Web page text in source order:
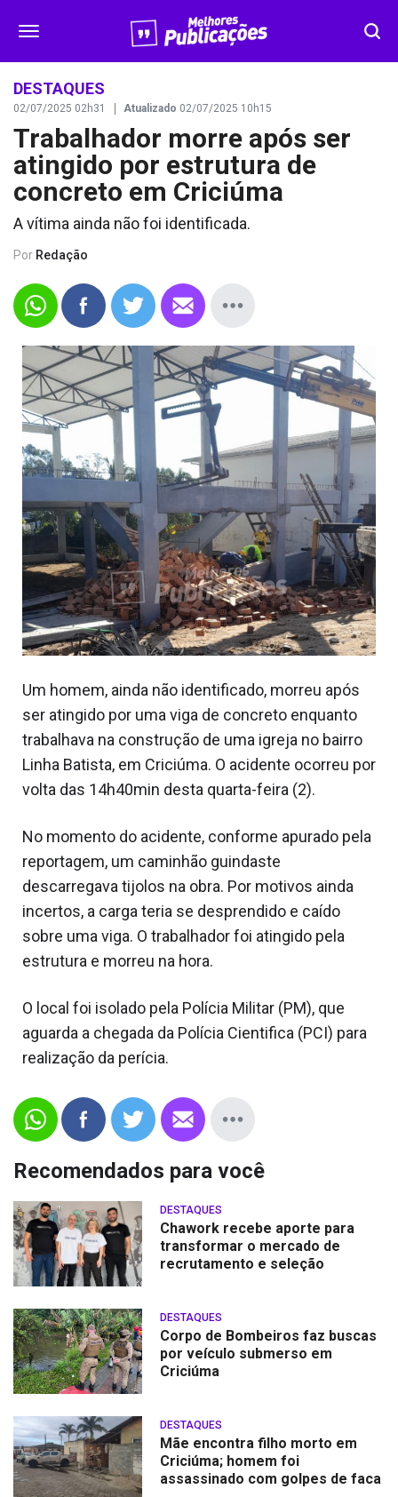
DESTAQUES
VÍDEOS
OPINIÃO
CONTATO
DESTAQUES
02/07/2025 02h31 Atualizado 02/07/2025 10h15
Trabalhador morre após ser
atingido por estrutura de
concreto em Criciúma
A vítima ainda não foi identificada.
Por Redação
Um homem, ainda não identificado, morreu após
ser atingido por uma viga de concreto enquanto
trabalhava na construção de uma igreja no bairro
Linha Batista, em Criciúma. O acidente ocorreu por
volta das 14h40min desta quarta-feira (2).
No momento do acidente, conforme apurado pela
reportagem, um caminhão guindaste
descarregava tijolos na obra. Por motivos ainda
incertos, a carga teria se desprendido e caído
sobre uma viga. O trabalhador foi atingido pela
estrutura e morreu na hora.
O local foi isolado pela Polícia Militar (PM), que
aguarda a chegada da Polícia Cientifica (PCI) para
realização da perícia.
Recomendados para você
DESTAQUES
Chawork recebe aporte para
transformar o mercado de
recrutamento e seleção
DESTAQUES
Corpo de Bombeiros faz buscas
por veículo submerso em
Criciúma
DESTAQUES
Mãe encontra filho morto em
Criciúma; homem foi
assassinado com golpes de faca